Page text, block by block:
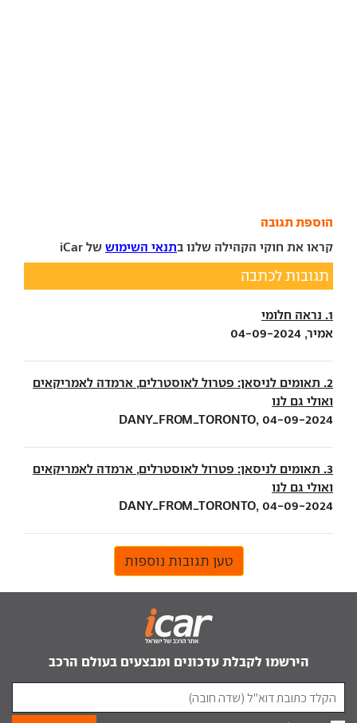
הוספת תגובה
קראו את חוקי הקהילה שלנו בתנאי השימוש של iCar
תגובות לכתבה
1. נראה חלומי
אמיר, 04-09-2024
2. תאומים לניסאן: פטרול לאוסטרלים, ארמדה לאמריקאים
ואולי גם לנו
DANY_FROM_TORONTO, 04-09-2024
3. תאומים לניסאן: פטרול לאוסטרלים, ארמדה לאמריקאים
ואולי גם לנו
DANY_FROM_TORONTO, 04-09-2024
טען תגובות נוספות
הירשמו לקבלת עדכונים ומבצעים בעולם הרכב